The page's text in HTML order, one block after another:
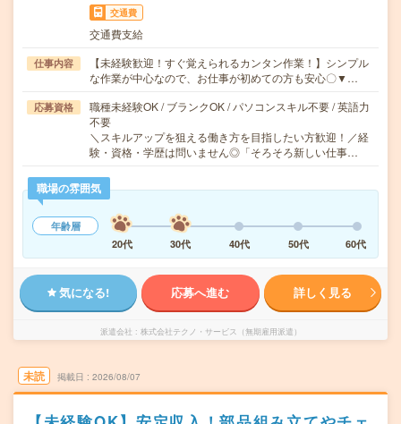
交通費
交通費支給
仕事内容
【未経験歓迎！すぐ覚えられるカンタン作業！】シンプル
な作業が中心なので、お仕事が初めての方も安心〇▼…
応募資格
職種未経験OK / ブランクOK / パソコンスキル不要 / 英語力
不要
＼スキルアップを狙える働き方を目指したい方歓迎！／経
験・資格・学歴は問いません◎「そろそろ新しい仕事…
職場の雰囲気
年齢層
20代
30代 40代 50代 60代
気になる! 応募へ進む 詳しく見る
派遣会社 株式会社テクノ・サービス（無期雇用派遣）
未読 掲載日 2026/08/07